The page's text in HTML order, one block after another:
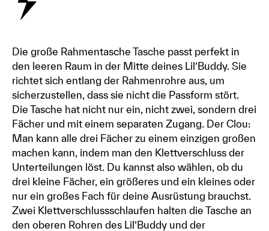
Die große Rahmentasche Tasche passt perfekt in
den leeren Raum in der Mitte deines Lil’Buddy. Sie
richtet sich entlang der Rahmenrohre aus, um
sicherzustellen, dass sie nicht die Passform stört.
Die Tasche hat nicht nur ein, nicht zwei, sondern drei
Fächer und mit einem separaten Zugang. Der Clou:
Man kann alle drei Fächer zu einem einzigen großen
machen kann, indem man den Klettverschluss der
Unterteilungen löst. Du kannst also wählen, ob du
drei kleine Fächer, ein größeres und ein kleines oder
nur ein großes Fach für deine Ausrüstung brauchst.
Zwei Klettverschlussschlaufen halten die Tasche an
den oberen Rohren des Lil’Buddy und der